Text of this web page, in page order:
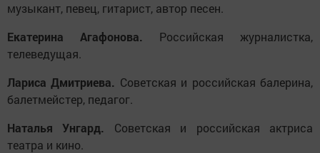
музыкант, певец, гитарист, автор песен.
Екатерина Агафонова. Российская журналистка,
телеведущая.
Лариса Дмитриева. Советская и российская балерина,
балетмейстер, педагог.
Наталья Унгард. Советская и российская актриса
театра и кино.